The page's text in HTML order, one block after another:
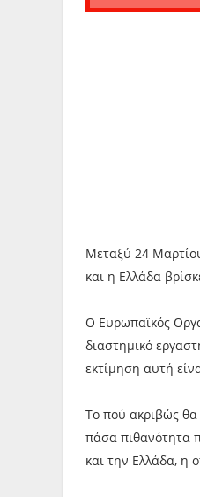
Μεταξύ 24
και η Ελλάδα
Ο Ευρωπαϊκός
διαστημικό
εκτίμηση αυτή
Το πού ακριβώς θα
πάσα πιθανότητα
και την Ελλάδα, η